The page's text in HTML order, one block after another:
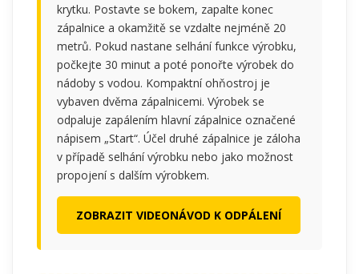
krytku. Postavte se bokem, zapalte konec
zápalnice a okamžitě se vzdalte nejméně 20
metrů. Pokud nastane selhání funkce výrobku,
počkejte 30 minut a poté ponořte výrobek do
nádoby s vodou. Kompaktní ohňostroj je
vybaven dvěma zápalnicemi. Výrobek se
odpaluje zapálením hlavní zápalnice označené
nápisem „Start“. Účel druhé zápalnice je záloha
v případě selhání výrobku nebo jako možnost
propojení s dalším výrobkem.
ZOBRAZIT VIDEONÁVOD K ODPÁLENÍ